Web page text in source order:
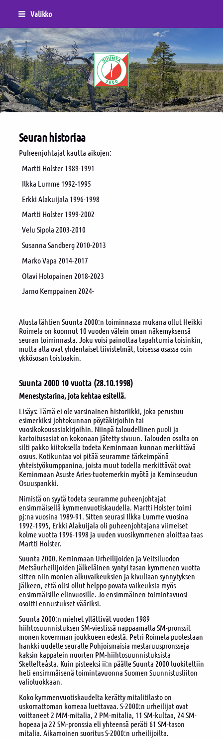
Siirry
sivun
sisältöön
Valikko
Sivuston etusivulle
Seuran historiaa
Puheenjohtajat kautta aikojen:
Martti Holster 1989-1991
Ilkka Lumme 1992-1995
Erkki Alakuijala 1996-1998
Martti Holster 1999-2002
Velu Sipola 2003-2010
Susanna Sandberg 2010-2013
Marko Vapa 2014-2017
Olavi Holopainen 2018-2023
Jarno Kemppainen 2024-
Alusta lähtien Suunta 2000:n toiminnassa mukana ollut Heikki
Roimela on koonnut 10 vuoden välein oman näkemyksensä
seuran toiminnasta. Joku voisi painottaa tapahtumia toisinkin,
mutta alla ovat yhdenlaiset tiivistelmät, toisessa osassa osin
ykkösosan toistoakin.
Suunta 2000 10 vuotta (28.10.1998)
Menestystarina, jota kehtaa esitellä.
Lisäys: Tämä ei ole varsinainen historiikki, joka perustuu
esimerkiksi johtokunnan pöytäkirjoihin tai
vuosikokousasiakirjoihin. Niinpä taloudellinen puoli ja
kartoitusasiat on kokonaan jätetty sivuun. Talouden osalta on
silti pakko kiitoksella todeta Keminmaan kunnan merkittävä
osuus. Kotikuntaa voi pitää seuramme tärkeimpänä
yhteistyökumppanina, joista muut todella merkittävät ovat
Keminmaan Asuste Aries-tuotemerkin myötä ja Keminseudun
Osuuspankki.
Nimistä on syytä todeta seuramme puheenjohtajat
ensimmäisellä kymmenvuotiskaudella. Martti Holster toimi
pj:na vuosina 1989-91. Sitten seurasi Ilkka Lumme vuosina
1992-1995, Erkki Alakuijala oli puheenjohtajana viimeiset
kolme vuotta 1996-1998 ja uuden vuosikymmenen aloittaa taas
Martti Holster.
Suunta 2000, Keminmaan Urheilijoiden ja Veitsiluodon
Metsäurheilijoiden jälkeläinen syntyi tasan kymmenen vuotta
sitten niin monien alkuvaikeuksien ja kivuliaan synnytyksen
jälkeen, että olisi ollut helppo povata vaikeuksia myös
ensimmäisille elinvuosille. Jo ensimmäinen toimintavuosi
osoitti ennustukset vääriksi.
Suunta 2000:n miehet yllättivät vuoden 1989
hiihtosuunnistuksen SM-viestissä nappaamalla SM-pronssit
monen kovemman joukkueen edestä. Petri Roimela puolestaan
hankki uudelle seuralle Pohjoismaisia mestaruuspronsseja
kaksin kappalein nuorten PM-hiihtosuunnistuksista
Skellefteåsta. Kuin pisteeksi ii:n päälle Suunta 2000 luokiteltiin
heti ensimmäisenä toimintavuonna Suomen Suunnistusliiton
valioluokkaan.
Koko kymmenvuotiskaudelta kerätty mitalitilasto on
uskomattoman komeaa luettavaa. S-2000:n urheilijat ovat
voittaneet 2 MM-mitalia, 2 PM-mitalia, 11 SM-kultaa, 24 SM-
hopeaa ja 22 SM-pronssia eli yhteensä peräti 61 SM-tason
mitalia. Aikamoinen suoritus S-2000:n urheilijoilta.